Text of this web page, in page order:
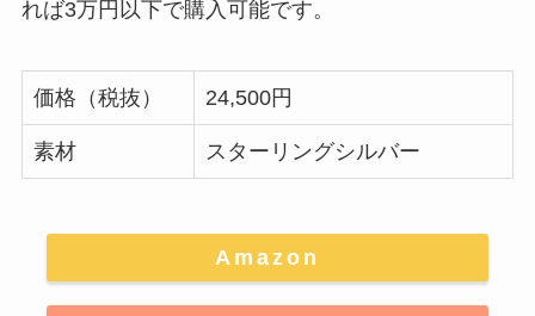
れば3万円以下で購入可能です。
価格（税抜） 24,500円
素材 スターリングシルバー
Amazon